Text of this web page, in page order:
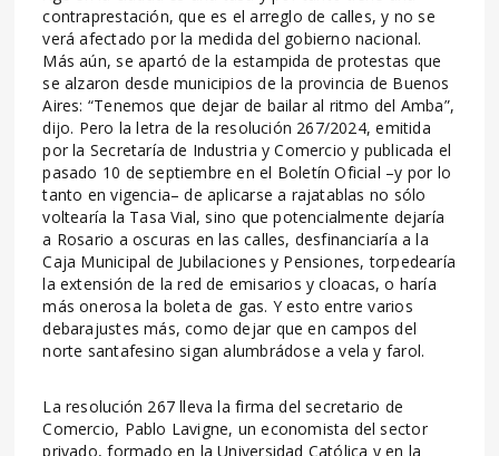
contraprestación, que es el arreglo de calles, y no se
verá afectado por la medida del gobierno nacional.
Más aún, se apartó de la estampida de protestas que
se alzaron desde municipios de la provincia de Buenos
Aires: “Tenemos que dejar de bailar al ritmo del Amba”,
dijo. Pero la letra de la resolución 267/2024, emitida
por la Secretaría de Industria y Comercio y publicada el
pasado 10 de septiembre en el Boletín Oficial –y por lo
tanto en vigencia– de aplicarse a rajatablas no sólo
voltearía la Tasa Vial, sino que potencialmente dejaría
a Rosario a oscuras en las calles, desfinanciaría a la
Caja Municipal de Jubilaciones y Pensiones, torpedearía
la extensión de la red de emisarios y cloacas, o haría
más onerosa la boleta de gas. Y esto entre varios
debarajustes más, como dejar que en campos del
norte santafesino sigan alumbrádose a vela y farol.
La resolución 267 lleva la firma del secretario de
Comercio, Pablo Lavigne, un economista del sector
privado, formado en la Universidad Católica y en la